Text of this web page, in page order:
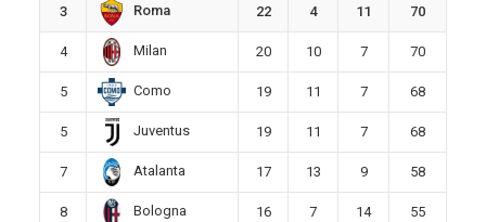
3 Roma 22 4 11 70
4 Milan 20 10 7 70
5 Como 19 11 7 68
5 Juventus 19 11 7 68
7 Atalanta 17 13 9 58
8 Bologna 16 7 14 55